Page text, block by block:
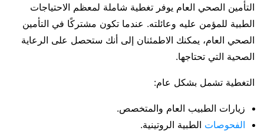
التأمين الصحي العام يوفر تغطية شاملة لمعظم الاحتياجات
الطبية للمؤمن عليه وعائلته. عندما تكون مشتركًا في التأمين
الصحي العام، يمكنك الاطمئنان إلى أنك ستحصل على الرعاية
الصحية التي تحتاجها.
التغطية تشمل بشكل عام:
زيارات الطبيب العام والمتخصص.
الفحوصات الطبية الروتينية.